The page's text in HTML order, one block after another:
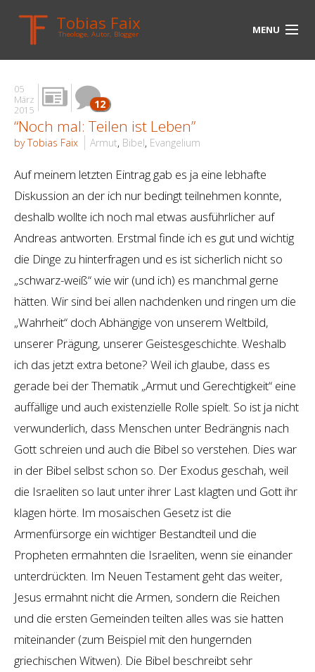
Tobias Faix
Theologe, Autor, Blogger MENU
HOME
BLOG
BIOGRAPHIE
MEDIEN
LINKS
05
März
2015
12
“Noch mal: Teilen ist Leben”
by Tobias Faix Armut, Bibel, Evangelium
Auf meinem letzten Eintrag gab es ja eine lebhafte
Diskussion an der ich nur bedingt teilnehmen konnte,
deshalb wollte ich noch mal etwas ausführlicher auf
Andreas antworten. Erstmal finde ich es gut und wichtig
die Dinge zu hinterfragen und es ist sicherlich nicht so
„schwarz-weiß“ wie wir (und ich) es manchmal gerne
hätten. Wir sind bei allen nachdenken und ringen um die
„Wahrheit“ doch Abhängige von unserem Weltbild,
unserer Prägung, unserer Geistesgeschichte. Weshalb
ich das jetzt extra betone? Weil ich glaube, dass es
gerade bei der Thematik „Armut und Gerechtigkeit“ eine
auffällige und auch existenzielle Rolle spielt. So ist ja nicht
verwunderlich, dass Menschen unter Bedrängnis nach
Gott schreien und auch die Bibel so verstehen. Dies war
in der Bibel selbst schon so. Der Exodus geschah, weil
die Israeliten so laut unter ihrer Last klagten und Gott ihr
klagen hörte. Im mosaischen Gesetz ist die
Armenfürsorge ein wichtiger Bestandteil und die
Propheten ermahnten die Israeliten, wenn sie einander
unterdrückten. Im Neuen Testament geht das weiter,
Jesus ermahnt nicht die Armen, sondern die Reichen
und die ersten Gemeinden teilten alles was sie hatten
miteinander (zum Beispiel mit den hungernden
griechischen Witwen). Die Bibel beschreibt sehr